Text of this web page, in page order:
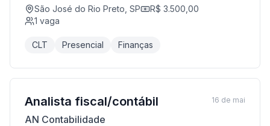
São José do Rio Preto, SP
R$ 3.500,00
1 vaga
CLT Presencial Finanças
Analista fiscal/contábil
AN Contabilidade
16 de mai